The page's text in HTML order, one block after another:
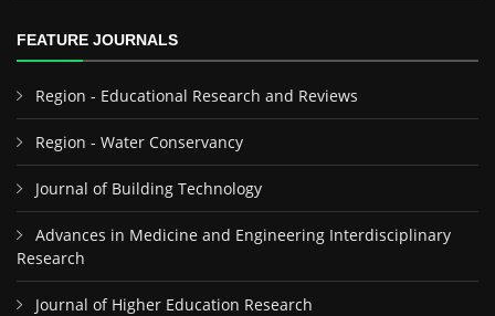
FEATURE JOURNALS
Region - Educational Research and Reviews
Region - Water Conservancy
Journal of Building Technology
Advances in Medicine and Engineering Interdisciplinary
Research
Journal of Higher Education Research